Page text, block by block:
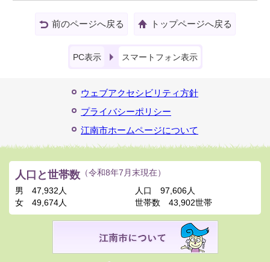
前のページへ戻る トップページへ戻る
PC表示 スマートフォン表示
ウェブアクセシビリティ方針
プライバシーポリシー
江南市ホームページについて
人口と世帯数 （令和8年7月末現在）
男
47,932人
女
49,674人
人口
97,606人
世帯数
43,902世帯